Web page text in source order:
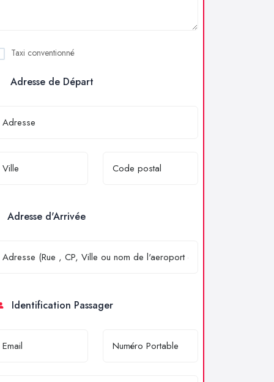
Taxi conventionné
Adresse de Départ
Adresse d'Arrivée
Identification Passager